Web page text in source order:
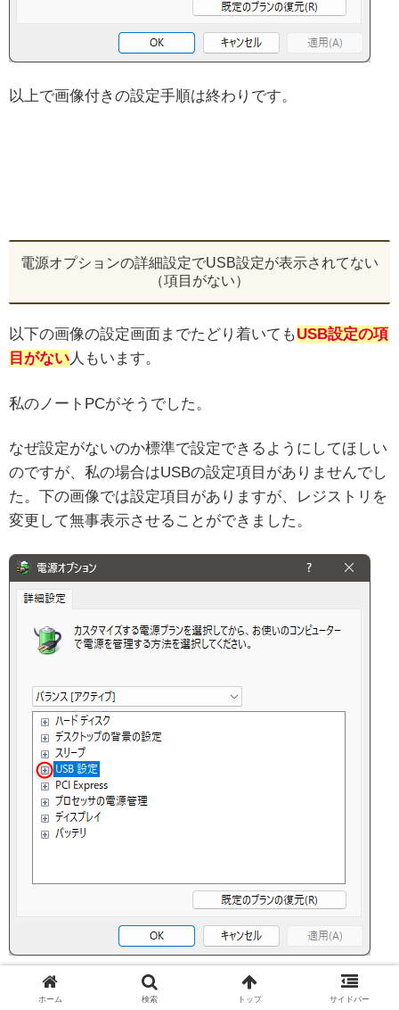
以上で画像付きの設定手順は終わりです。
電源オプションの詳細設定でUSB設定が表示されてない
（項目がない）
以下の画像の設定画面までたどり着いてもUSB設定の項
目がない 人もいます。
私のノートPCがそうでした。
なぜ設定がないのか標準で設定できるようにしてほしい
のですが、私の場合はUSBの設定項目がありませんでし
た。下の画像では設定項目がありますが、レジストリを
変更して無事表示させることができました。
上の画像の様に
USB設定項目が表示されていない場合は
ホーム 検索 トップ サイドバー